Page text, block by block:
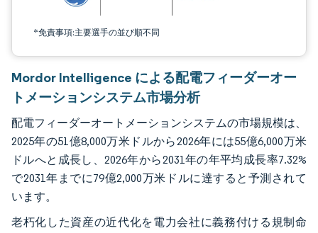
*免責事項:主要選手の並び順不同
Mordor Intelligence による配電フィーダーオー
トメーションシステム市場分析
配電フィーダーオートメーションシステムの市場規模は、
2025年の51億8,000万米ドルから2026年には55億6,000万米
ドルへと成長し、2026年から2031年の年平均成長率7.32%
で2031年までに79億2,000万米ドルに達すると予測されて
います。
老朽化した資産の近代化を電力会社に義務付ける規制命